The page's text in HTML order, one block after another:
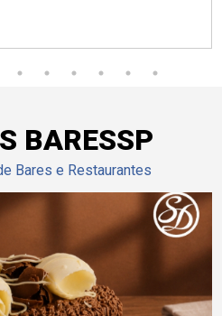
BARESSP
Bares e Restaurantes